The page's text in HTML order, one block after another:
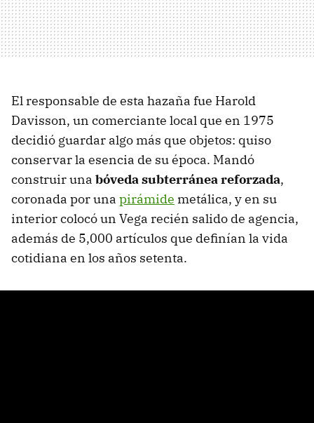
El responsable de esta hazaña fue Harold
Davisson, un comerciante local que en 1975
decidió guardar algo más que objetos: quiso
conservar la esencia de su época. Mandó
construir una bóveda subterránea reforzada,
coronada por una pirámide metálica, y en su
interior colocó un Vega recién salido de agencia,
además de 5,000 artículos que definían la vida
cotidiana en los años setenta.